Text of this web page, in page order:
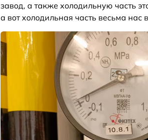
завод, а также холодильную часть
а вот холодильная часть весьма нас